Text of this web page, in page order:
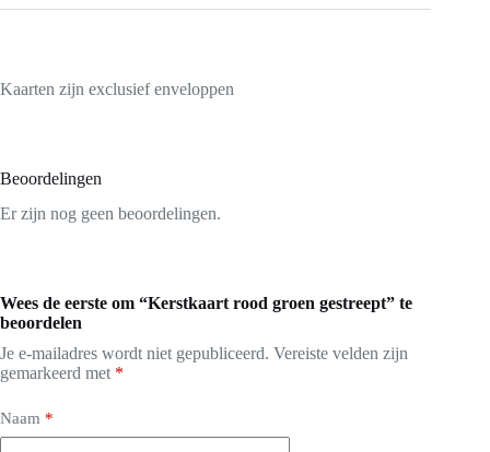
Kaarten zijn exclusief enveloppen
Beoordelingen
Er zijn nog geen beoordelingen.
Wees de eerste om “Kerstkaart rood groen gestreept” te
beoordelen
Je e-mailadres wordt niet gepubliceerd. Vereiste velden zijn
gemarkeerd met *
Naam *